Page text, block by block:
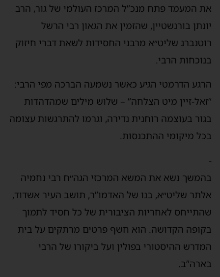
את המעמד פתח מנכ”ל המרכז העולמי של גור, הרב
יונתן בורנשטיין, שהזמין את הגאון רבי הרשל
רוטנברג שליט״א מרבני החסידות לשאת דברי חיזוק
בנוכחות הרבי.
הרגע הדרמטי הגיע כאשר נשמעה הברכה מפי הרבי:
“זאל-זיין מיט הצלחה” – שלוש מילים שמהדהדות
בגור בעוצמה רוחנית נדירה, וגרמו להתרגשות עצומה
בכל מיקומי ההתכנסות.
-
בהמשך נשא את המשא המרכזי הגה״ח רבי נחמיה
אלתר שליט״א, בנו של האדמו”ר, תושב העיר אשדוד,
שהתייחס לאחריות הציבורית של כל חסיד לתמוך
בקופה הקדושה. הוא חשף פרטים מרתקים על בית
המדרש ההיסטורי בפולין ועל ביקורו של הרבי
בארה”ב.